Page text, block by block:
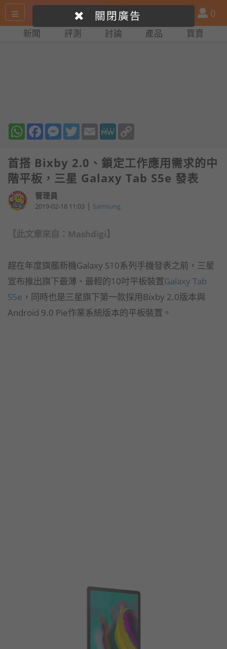
尋
產
品
比
會
員
0
新聞 評測 討論 產品 買賣
WhatsAppFacebookMessenger
TwitterEmail MeWe
首搭 Bixby 2.0、鎖定工作應用需求的中
階平板，三星 Galaxy Tab S5e 發表
管理員
2019-02-18 11:03 | Samsung
【此文章來自： Mashdigi】
趕在年度旗艦新機Galaxy S10系列手機發表之前，三星
宣布推出旗下最薄、最輕的10吋平板裝置Galaxy Tab
S5e ，同時也是三星旗下第一款採用Bixby 2.0版本與
Android 9.0 Pie作業系統版本的平板裝置。
關閉廣告